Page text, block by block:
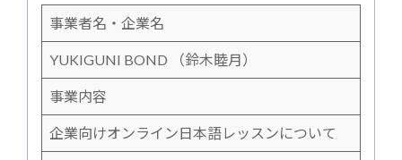
事業者名・企業名
YUKIGUNI BOND （鈴木睦月）
事業内容
企業向けオンライン日本語レッスンについて